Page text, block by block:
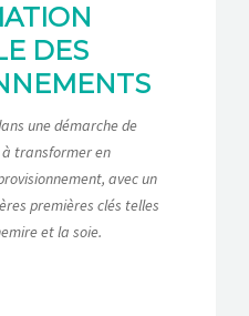
DES
une démarche de
transformer en
avec un
premières clés telles
et la soie.